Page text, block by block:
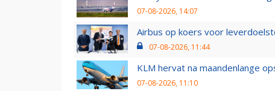
07-08-2026, 14:07
Airbus op koers voor
07-08-2026, 11:44
KLM hervat na maandenlange
07-08-2026, 11:10